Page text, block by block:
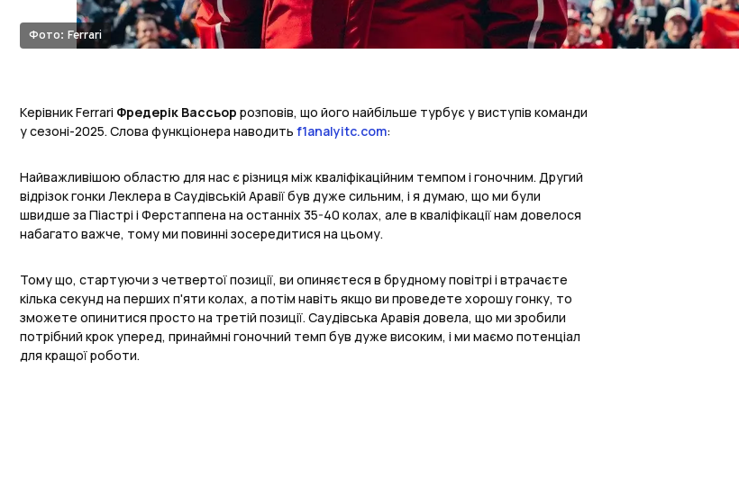
Фото: Ferrari
Керівник Ferrari Фредерік Вассьор розповів, що його найбільше турбує у виступів команди
у сезоні-2025. Слова функціонера наводить f1analyitc.com:
Найважливішою областю для нас є різниця між кваліфікаційним темпом і гоночним. Другий
відрізок гонки Леклера в Саудівській Аравії був дуже сильним, і я думаю, що ми були
швидше за Піастрі і Ферстаппена на останніх 35-40 колах, але в кваліфікації нам довелося
набагато важче, тому ми повинні зосередитися на цьому.
Тому що, стартуючи з четвертої позиції, ви опиняєтеся в брудному повітрі і втрачаєте
кілька секунд на перших п'яти колах, а потім навіть якщо ви проведете хорошу гонку, то
зможете опинитися просто на третій позиції. Саудівська Аравія довела, що ми зробили
потрібний крок уперед, принаймні гоночний темп був дуже високим, і ми маємо потенціал
для кращої роботи.